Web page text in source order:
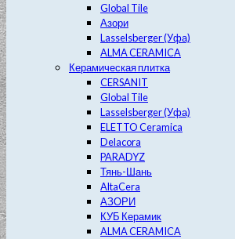
Global Tile
Азори
Lasselsberger (Уфа)
ALMA CERAMICA
Керамическая плитка
CERSANIT
Global Tile
Lasselsberger (Уфа)
ELETTO Ceramica
Delacora
PARADYZ
Тянь-Шань
AltaCera
АЗОРИ
КУБ Керамик
ALMA CERAMICA